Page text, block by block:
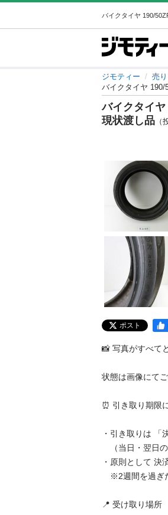
ジモティー 売
バイクタイヤ 190/
バイクタイ
現状渡し品 （
ポスト
📸 写真がすべて
状態は画像にて
⏰ 引き取り期限
・引き取りは 「
（当日・翌日の
・原則として 決
※2週間を過ぎ
📍 受け取り場所